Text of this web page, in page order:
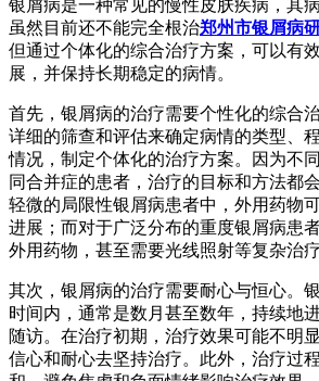
银屑病是一种常见的慢性皮肤疾病，其
虽然目前还不能完全根治郑州市银屑病
但通过个体化的综合治疗方案，可以有
展，并保持长期稳定的病情。
首先，银屑病的治疗需要个性化的综合
详细的筛查和评估来确定病情的类型、
情况，制定个体化的治疗方案。因为不
同合并症的患者，治疗的目标和方法都
轻微的局限性银屑病患者中，外用药物
进展；而对于广泛分布的重度银屑病患
外用药物，甚至需要光线照射等复杂治疗
其次，银屑病的治疗需要耐心与恒心。
时间内，通常是数月甚至数年，持续地
随访。在治疗初期，治疗效果可能不明
信心和耐心去坚持治疗。此外，治疗过